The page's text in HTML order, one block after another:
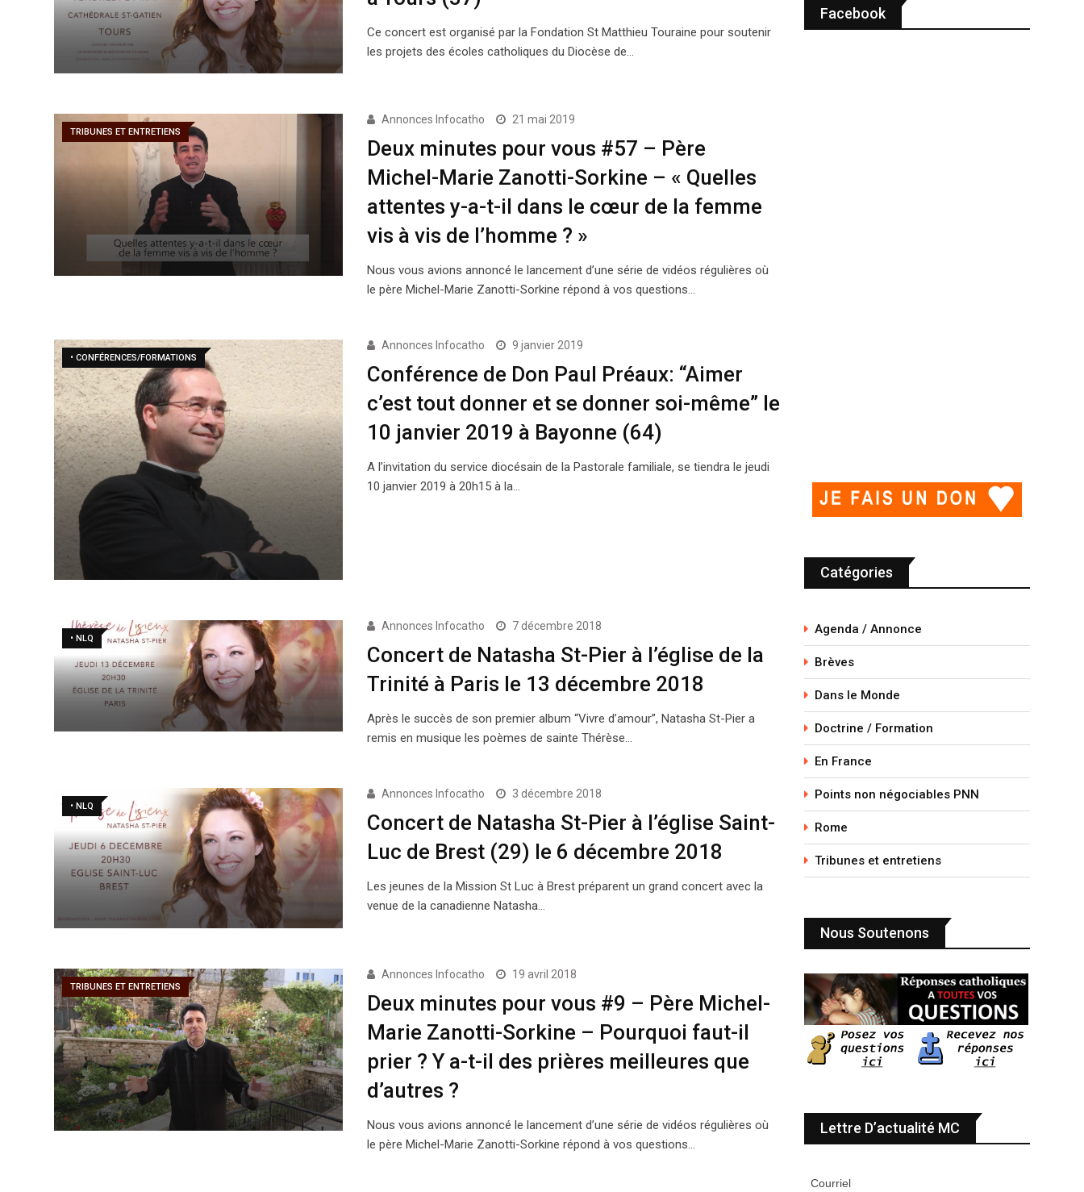
Ce concert est organisé par la Fondation St Matthieu Touraine pour soutenir
les projets des écoles catholiques du Diocèse de…
TRIBUNES ET ENTRETIENS
Annonces Infocatho 21 mai 2019
Deux minutes pour vous #57 – Père
Michel-Marie Zanotti-Sorkine – « Quelles
attentes y-a-t-il dans le cœur de la femme
vis à vis de l’homme ? »
Nous vous avions annoncé le lancement d’une série de vidéos régulières où
le père Michel-Marie Zanotti-Sorkine répond à vos questions…
• CONFÉRENCES/FORMATIONS
Annonces Infocatho 9 janvier 2019
Conférence de Don Paul Préaux: “Aimer
c’est tout donner et se donner soi-même” le
10 janvier 2019 à Bayonne (64)
A l’invitation du service diocésain de la Pastorale familiale, se tiendra le jeudi
10 janvier 2019 à 20h15 à la…
• NLQ
Annonces Infocatho 7 décembre 2018
Concert de Natasha St-Pier à l’église de la
Trinité à Paris le 13 décembre 2018
Après le succès de son premier album “Vivre d’amour”, Natasha St-Pier a
remis en musique les poèmes de sainte Thérèse…
• NLQ
Annonces Infocatho 3 décembre 2018
Concert de Natasha St-Pier à l’église Saint-
Luc de Brest (29) le 6 décembre 2018
Les jeunes de la Mission St Luc à Brest préparent un grand concert avec la
venue de la canadienne Natasha…
TRIBUNES ET ENTRETIENS
Annonces Infocatho 19 avril 2018
Deux minutes pour vous #9 – Père Michel-
Marie Zanotti-Sorkine – Pourquoi faut-il
prier ? Y a-t-il des prières meilleures que
d’autres ?
Nous vous avions annoncé le lancement d’une série de vidéos régulières où
le père Michel-Marie Zanotti-Sorkine répond à vos questions…
Facebook
Catégories
Agenda / Annonce
Brèves
Dans le Monde
Doctrine / Formation
En France
Points non négociables PNN
Rome
Tribunes et entretiens
Nous Soutenons
Lettre D’actualité MC
Courriel